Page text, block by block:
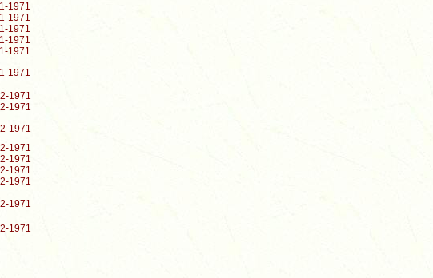
1971
1971
1971
1971
1971
1971
1971
1971
1971
1971
1971
1971
1971
1971
1971